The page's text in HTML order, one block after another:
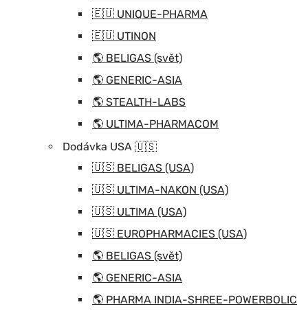
🇪🇺 UNIQUE-PHARMA
🇪🇺 UTINON
🌎 BELIGAS (svět)
🌎 GENERIC-ASIA
🌎 STEALTH-LABS
🌎 ULTIMA-PHARMACOM
Dodávka USA 🇺🇸
🇺🇸 BELIGAS (USA)
🇺🇸 ULTIMA-NAKON (USA)
🇺🇸 ULTIMA (USA)
🇺🇸 EUROPHARMACIES (USA)
🌎 BELIGAS (svět)
🌎 GENERIC-ASIA
🌎 PHARMA INDIA-SHREE-POWERBOLIC